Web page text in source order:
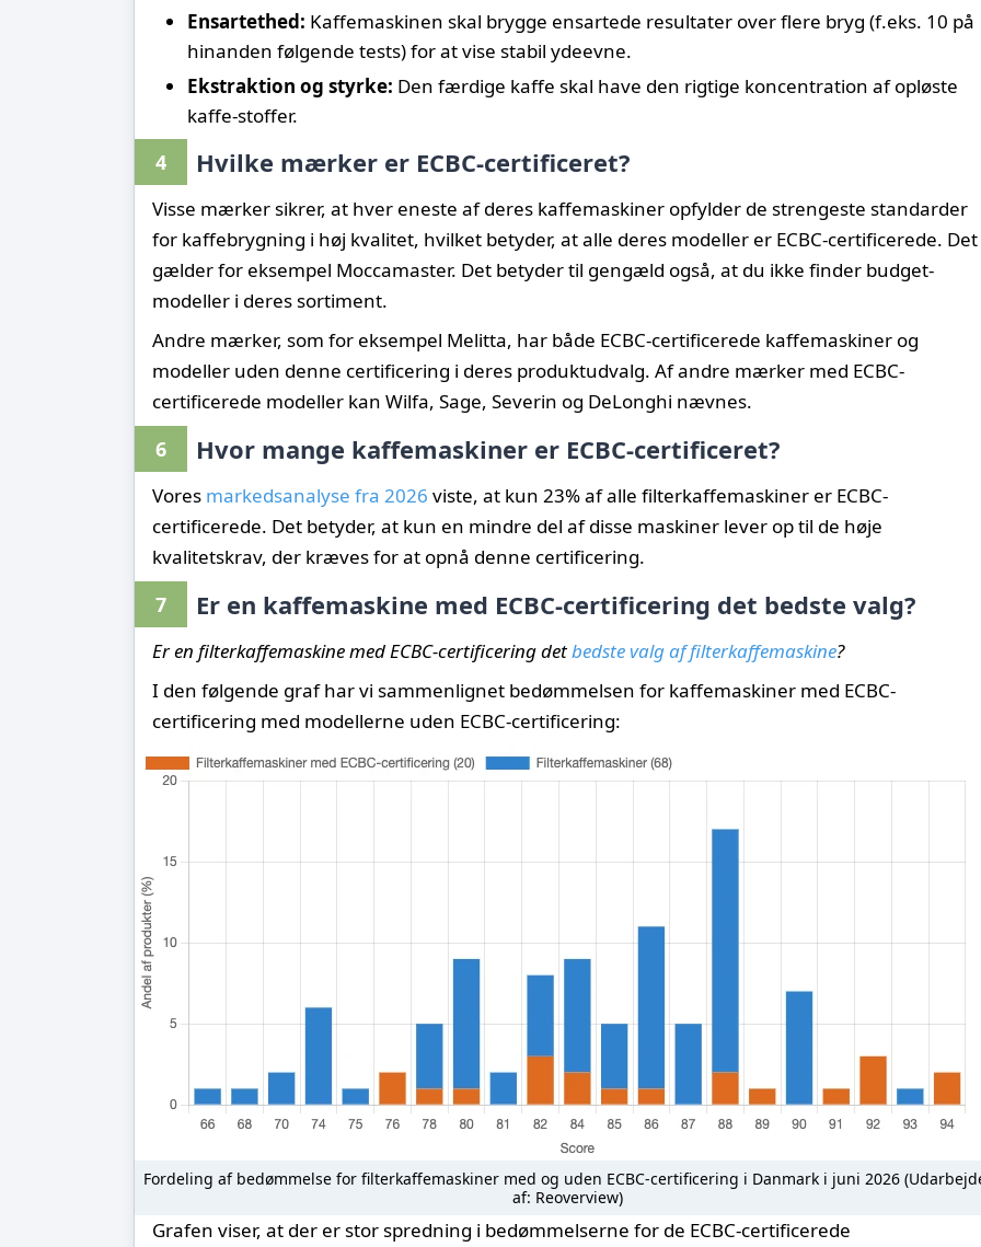
Ensartethed: Kaffemaskinen skal brygge ensartede resultater over flere bryg (f.eks. 10 på
hinanden følgende tests) for at vise stabil ydeevne.
Ekstraktion og styrke: Den færdige kaffe skal have den rigtige koncentration af opløste
kaffe-stoffer.
4 Hvilke mærker er ECBC-certificeret?
Visse mærker sikrer, at hver eneste af deres kaffemaskiner opfylder de strengeste standarder
for kaffebrygning i høj kvalitet, hvilket betyder, at alle deres modeller er ECBC-certificerede. Det
gælder for eksempel Moccamaster. Det betyder til gengæld også, at du ikke finder budget-
modeller i deres sortiment.
Andre mærker, som for eksempel Melitta, har både ECBC-certificerede kaffemaskiner og
modeller uden denne certificering i deres produktudvalg. Af andre mærker med ECBC-
certificerede modeller kan Wilfa, Sage, Severin og DeLonghi nævnes.
6 Hvor mange kaffemaskiner er ECBC-certificeret?
Vores markedsanalyse fra 2026 viste, at kun 23% af alle filterkaffemaskiner er ECBC-
certificerede. Det betyder, at kun en mindre del af disse maskiner lever op til de høje
kvalitetskrav, der kræves for at opnå denne certificering.
7 Er en kaffemaskine med ECBC-certificering det bedste valg?
Er en filterkaffemaskine med ECBC-certificering detbedste valg af filterkaffemaskine?
I den følgende graf har vi sammenlignet bedømmelsen for kaffemaskiner med ECBC-
certificering med modellerne uden ECBC-certificering:
Fordeling af bedømmelse for filterkaffemaskiner med og uden ECBC-certificering i Danmark i juni 2026
af: Reoverview)
Grafen viser, at der er stor spredning i bedømmelserne for de ECBC-certificerede